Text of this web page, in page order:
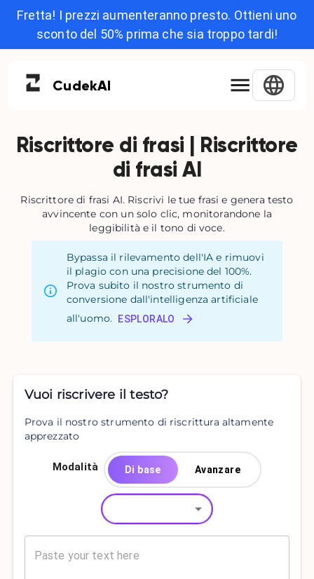
Fretta! I prezzi aumenteranno presto. Ottieni uno
sconto del 50% prima che sia troppo tardi!
CudekAI
Riscrittore di frasi | Riscrittore
di frasi AI
Riscrittore di frasi AI. Riscrivi le tue frasi e genera testo
avvincente con un solo clic, monitorandone la
leggibilità e il tono di voce.
Bypassa il rilevamento dell'IA e rimuovi
il plagio con una precisione del 100%.
Prova subito il nostro strumento di
conversione dall'intelligenza artificiale
all'uomo.
ESPLORALO
Vuoi riscrivere il testo?
Prova il nostro strumento di riscrittura altamente
apprezzato
Modalità Di base Avanzare